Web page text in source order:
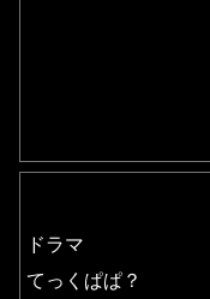
ドラマ
てっくぱぱ？